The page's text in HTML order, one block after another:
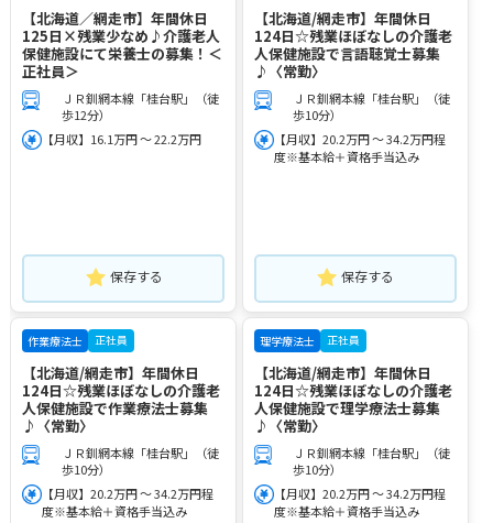
【北海道／網走市】年間休日
125日×残業少なめ♪介護老人
保健施設にて栄養士の募集！＜
正社員＞
ＪＲ釧網本線「桂台駅」（徒
歩12分）
【月収】16.1万円 ～ 22.2万円
保存する
【北海道/網走市】年間休日
124日☆残業ほぼなしの介護老
人保健施設で言語聴覚士募集
♪〈常勤〉
ＪＲ釧網本線「桂台駅」（徒
歩10分）
【月収】20.2万円 ～ 34.2万円程
度※基本給＋資格手当込み
保存する
作業療法士 正社員
【北海道/網走市】年間休日
124日☆残業ほぼなしの介護老
人保健施設で作業療法士募集
♪〈常勤〉
ＪＲ釧網本線「桂台駅」（徒
歩10分）
【月収】20.2万円 ～ 34.2万円程
度※基本給＋資格手当込み
理学療法士 正社員
【北海道/網走市】年間休日
124日☆残業ほぼなしの介護老
人保健施設で理学療法士募集
♪〈常勤〉
ＪＲ釧網本線「桂台駅」（徒
歩10分）
【月収】20.2万円 ～ 34.2万円程
度※基本給＋資格手当込み